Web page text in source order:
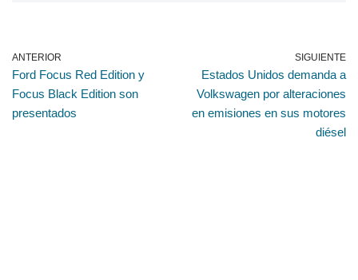
ANTERIOR
Ford Focus Red Edition y
Focus Black Edition son
presentados
SIGUIENTE
Estados Unidos demanda a
Volkswagen por alteraciones
en emisiones en sus motores
diésel